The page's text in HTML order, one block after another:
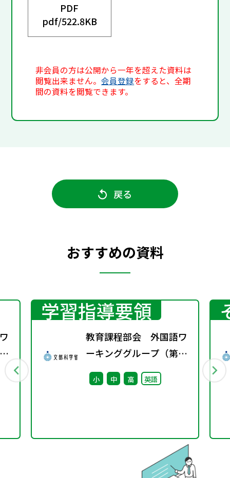
PDF
pdf/522.8KB
非会員の方は公開から一年を超えた資料は
閲覧出来ません。会員登録をすると、全期
間の資料を閲覧できます。
戻る
おすすめの資料
学習指導要領
教育課程部会 外国語ワ
ーキンググループ（第8
回） 配付資料
小 中 高 英語